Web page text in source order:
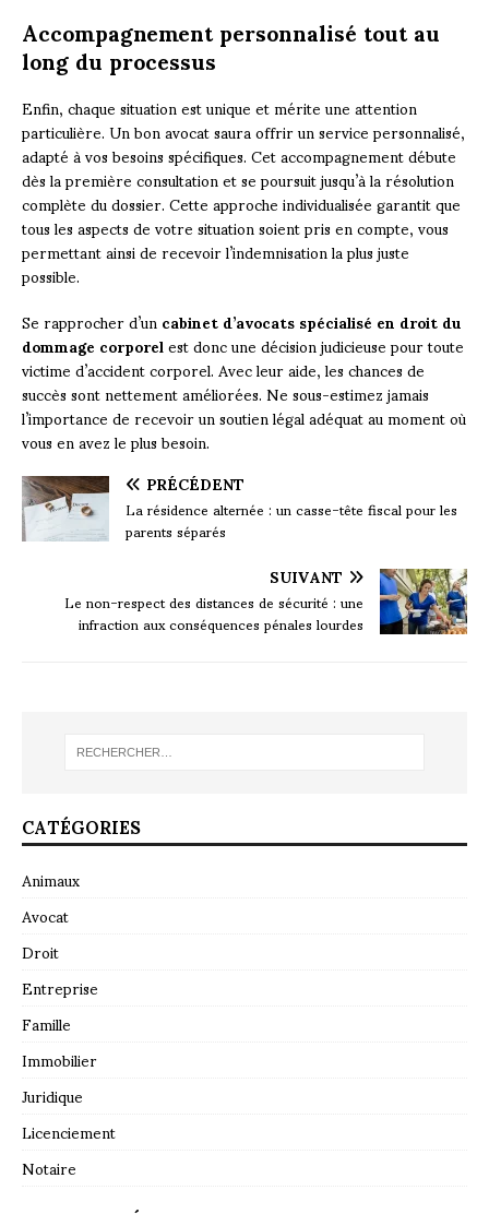
Accompagnement personnalisé tout au
long du processus
Enfin, chaque situation est unique et mérite une attention
particulière. Un bon avocat saura offrir un service personnalisé,
adapté à vos besoins spécifiques. Cet accompagnement débute
dès la première consultation et se poursuit jusqu’à la résolution
complète du dossier. Cette approche individualisée garantit que
tous les aspects de votre situation soient pris en compte, vous
permettant ainsi de recevoir l’indemnisation la plus juste
possible.
Se rapprocher d’uncabinet d’avocats spécialisé en droit du
dommage corporelest donc une décision judicieuse pour toute
victime d’accident corporel. Avec leur aide, les chances de
succès sont nettement améliorées. Ne sous-estimez jamais
l’importance de recevoir un soutien légal adéquat au moment où
vous en avez le plus besoin.
PRÉCÉDENT
La résidence alternée : un casse-tête fiscal pour les
parents séparés
SUIVANT
Le non-respect des distances de sécurité : une
infraction aux conséquences pénales lourdes
CATÉGORIES
Animaux
Avocat
Droit
Entreprise
Famille
Immobilier
Juridique
Licenciement
Notaire